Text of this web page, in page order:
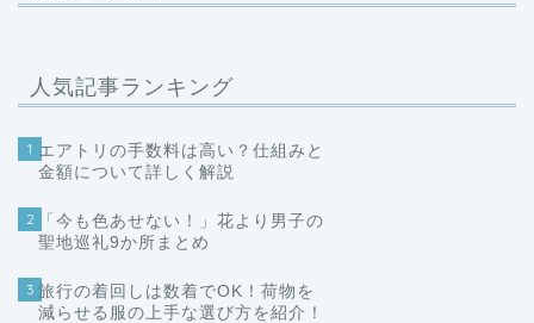
人気記事ランキング
1 エアトリの手数料は高い？仕組みと
金額について詳しく解説
2
「今も色あせない！」花より男子の
聖地巡礼9か所まとめ
3 旅行の着回しは数着でOK！荷物を
減らせる服の上手な選び方を紹介！